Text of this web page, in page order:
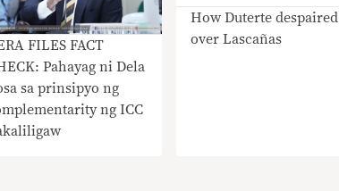
FILES FACT
Pahayag ni Dela
sa prinsipyo ng
ng ICC
How Duterte despaired
over Lascañas